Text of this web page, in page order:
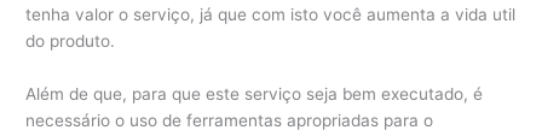
tenha valor o serviço, já que com isto você aumenta a vida util
do produto.
Além de que, para que este serviço seja bem executado, é
necessário o uso de ferramentas apropriadas para o